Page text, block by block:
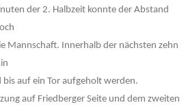
der 2. Halbzeit konnte der Abstand
Mannschaft. Innerhalb der nächsten zehn
bis auf ein Tor aufgeholt werden.
auf Friedberger Seite und dem zweiten